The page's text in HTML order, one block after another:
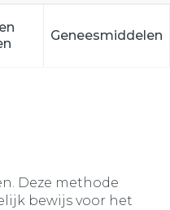
categorieen EHBO
submenu voor Dieren
Geneesmiddelen
Toon
Deze methode
bewijs voor het